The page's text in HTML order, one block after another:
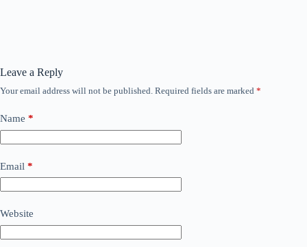
Leave a Reply
Your email address will not be published. Required fields are marked *
Name *
Email *
Website